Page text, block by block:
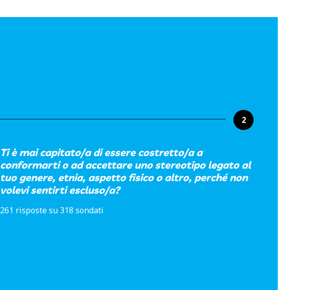
2
Ti è mai capitato/a di essere costretto/a a
conformarti o ad accettare uno stereotipo legato al
tuo genere, etnia, aspetto fisico o altro, perché non
volevi sentirti escluso/a?
261 risposte su 318 sondati